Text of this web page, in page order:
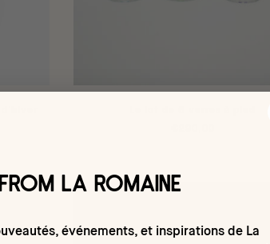
LA ROMAINE
événements, et inspirations de La